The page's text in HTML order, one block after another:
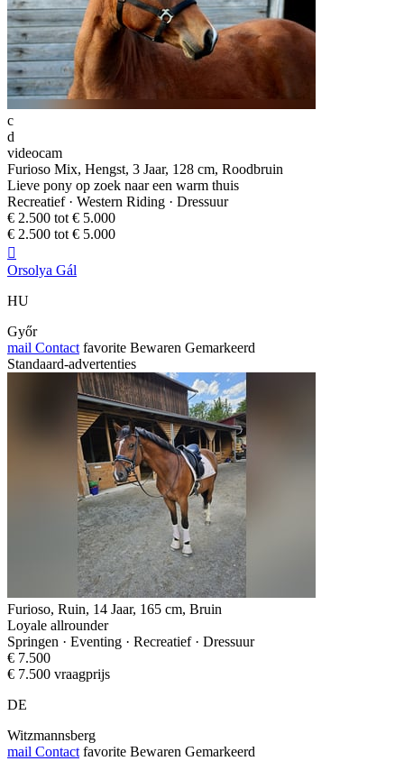
c
d
videocam
Furioso Mix, Hengst, 3 Jaar, 128 cm, Roodbruin
Lieve pony op zoek naar een warm thuis
Recreatief · Western Riding · Dressuur
€ 2.500 tot € 5.000
€ 2.500 tot € 5.000

Orsolya Gál
HU
Győr
mail Contact favorite Bewaren Gemarkeerd
Standaard-advertenties
Furioso, Ruin, 14 Jaar, 165 cm, Bruin
Loyale allrounder
Springen · Eventing · Recreatief · Dressuur
€ 7.500
€ 7.500 vraagprijs
DE
Witzmannsberg
mail Contact favorite Bewaren Gemarkeerd